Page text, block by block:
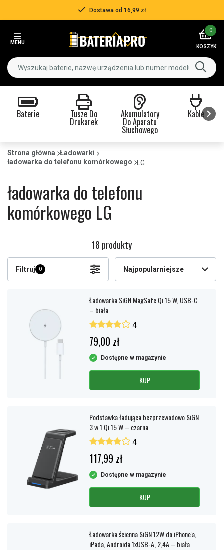
Dostawa od 16,99 zł
MENU
0
KOSZYK
Baterie Tusze Do
Drukarek
Akumulatory
Do Aparatu
Słuchowego
Kable
Strona główna
Ładowarki
ładowarka do telefonu komórkowego
LG
ładowarka do telefonu
komórkowego LG
18 produkty
Filtruj 0 Najpopularniejsze
Ładowarka SiGN MagSafe Qi 15 W, USB-C
– biała
4
79,00 zł
Dostępne w magazynie
KUP
Podstawka ładująca bezprzewodowo SiGN
3 w 1 Qi 15 W – czarna
4
117,99 zł
Dostępne w magazynie
KUP
Ładowarka ścienna SiGN 12W do iPhone'a,
iPada, Androida 1xUSB-A, 2,4A – biała